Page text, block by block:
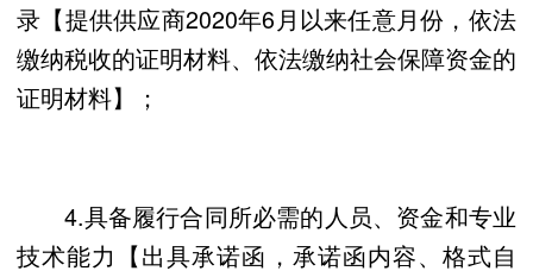
录【提供供应商2020年6月以来任意月份，依法
缴纳税收的证明材料、依法缴纳社会保障资金的
证明材料】；
4.具备履行合同所必需的人员、资金和专业
技术能力【出具承诺函，承诺函内容、格式自